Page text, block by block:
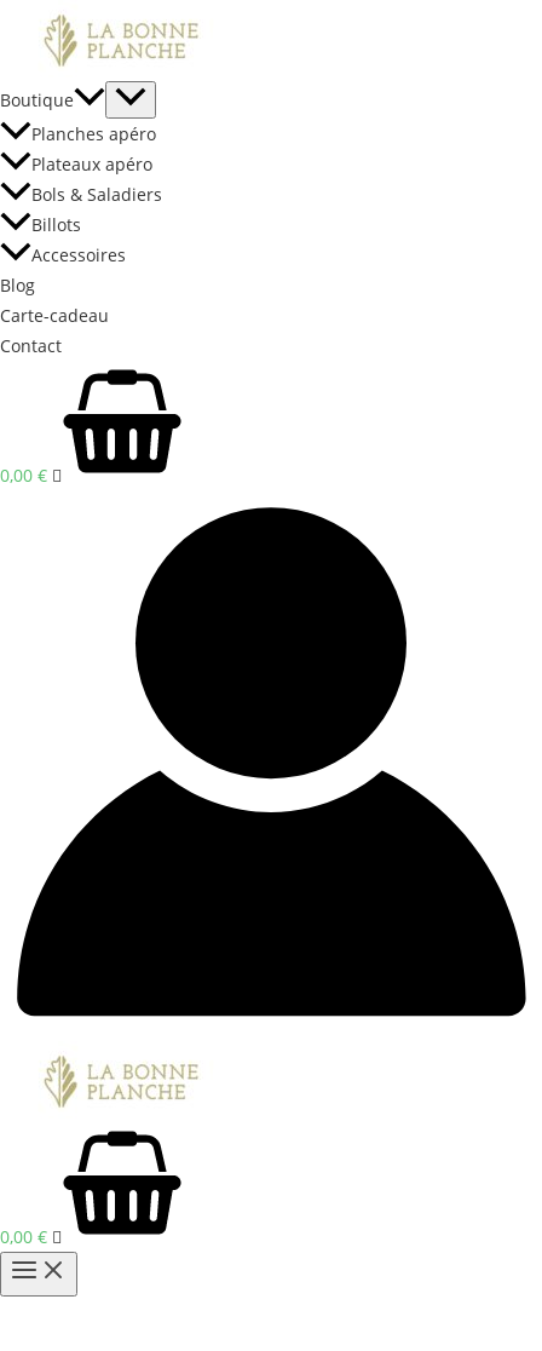
Boutique
Planches apéro
Plateaux apéro
Bols & Saladiers
Billots
Accessoires
Blog
Carte-cadeau
Contact
0,00 €
0,00 €